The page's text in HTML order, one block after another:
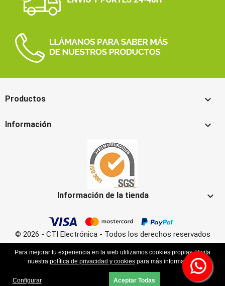
Productos 
Información 
Información de la tienda 
Para mejorar tu experiencia en la web utilizamos cookies propias. Visita
nuestra política de privacidad y cookies para más información.
Configurar Aceptar Todas
© 2026 - CTI Electrónica - Todos los derechos reservados